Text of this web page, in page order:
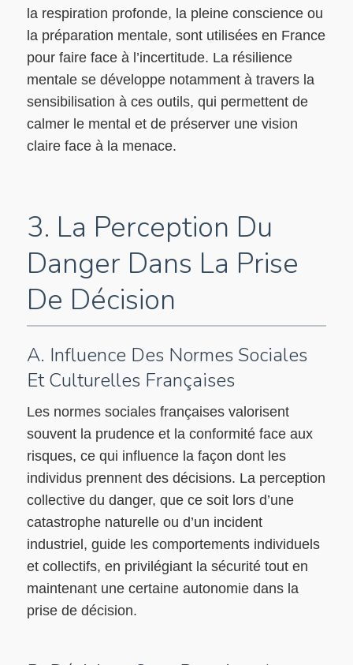
la respiration profonde, la pleine conscience ou
la préparation mentale, sont utilisées en France
pour faire face à l’incertitude. La résilience
mentale se développe notamment à travers la
sensibilisation à ces outils, qui permettent de
calmer le mental et de préserver une vision
claire face à la menace.
3. La Perception Du
Danger Dans La Prise
De Décision
A. Influence Des Normes Sociales
Et Culturelles Françaises
Les normes sociales françaises valorisent
souvent la prudence et la conformité face aux
risques, ce qui influence la façon dont les
individus prennent des décisions. La perception
collective du danger, que ce soit lors d’une
catastrophe naturelle ou d’un incident
industriel, guide les comportements individuels
et collectifs, en privilégiant la sécurité tout en
maintenant une certaine autonomie dans la
prise de décision.